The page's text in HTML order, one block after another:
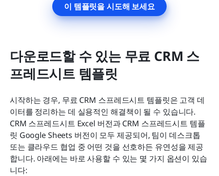
이 템플릿을 시도해 보세요
다운로드할 수 있는 무료 CRM 스
프레드시트 템플릿
시작하는 경우, 무료 CRM 스프레드시트 템플릿은 고객 데
이터를 정리하는 데 실용적인 해결책이 될 수 있습니다.
CRM 스프레드시트 Excel 버전과 CRM 스프레드시트 템플
릿 Google Sheets 버전이 모두 제공되어, 팀이 데스크톱
또는 클라우드 협업 중 어떤 것을 선호하든 유연성을 제공
합니다. 아래에는 바로 사용할 수 있는 몇 가지 옵션이 있습
니다: